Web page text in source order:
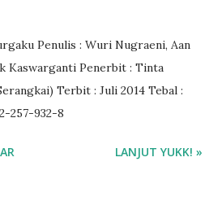
Penulis : Wuri Nugraeni, Aan
Kaswarganti Penerbit : Tinta
Terbit : Juli 2014 Tebal :
257-932-8
LANJUT YUKK! »